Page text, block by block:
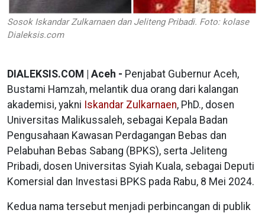
Sosok Iskandar Zulkarnaen dan Jeliteng Pribadi. Foto: kolase
Dialeksis.com
DIALEKSIS.COM | Aceh - Penjabat Gubernur Aceh,
Bustami Hamzah, melantik dua orang dari kalangan
akademisi, yakni Iskandar Zulkarnaen, PhD., dosen
Universitas Malikussaleh, sebagai Kepala Badan
Pengusahaan Kawasan Perdagangan Bebas dan
Pelabuhan Bebas Sabang (BPKS), serta Jeliteng
Pribadi, dosen Universitas Syiah Kuala, sebagai Deputi
Komersial dan Investasi BPKS pada Rabu, 8 Mei 2024.
Kedua nama tersebut menjadi perbincangan di publik